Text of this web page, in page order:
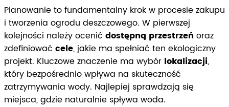
Planowanie to fundamentalny krok w procesie zakupu
i tworzenia ogrodu deszczowego. W pierwszej
kolejności należy ocenić dostępną przestrzeń oraz
zdefiniować cele, jakie ma spełniać ten ekologiczny
projekt. Kluczowe znaczenie ma wybór lokalizacji,
który bezpośrednio wpływa na skuteczność
zatrzymywania wody. Najlepiej sprawdzają się
miejsca, gdzie naturalnie spływa woda.